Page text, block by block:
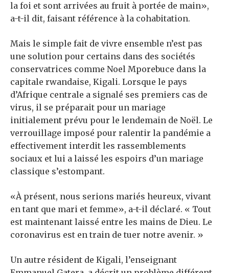
la foi et sont arrivées au fruit à portée de main»,
a-t-il dit, faisant référence à la cohabitation.
Mais le simple fait de vivre ensemble n’est pas
une solution pour certains dans des sociétés
conservatrices comme Noel Mporebuce dans la
capitale rwandaise, Kigali. Lorsque le pays
d’Afrique centrale a signalé ses premiers cas de
virus, il se préparait pour un mariage
initialement prévu pour le lendemain de Noël. Le
verrouillage imposé pour ralentir la pandémie a
effectivement interdit les rassemblements
sociaux et lui a laissé les espoirs d’un mariage
classique s’estompant.
«À présent, nous serions mariés heureux, vivant
en tant que mari et femme», a-t-il déclaré. « Tout
est maintenant laissé entre les mains de Dieu. Le
coronavirus est en train de tuer notre avenir. »
Un autre résident de Kigali, l’enseignant